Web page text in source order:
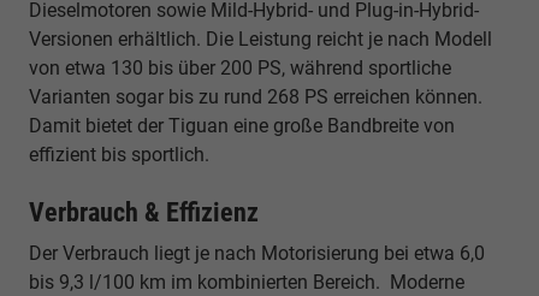
Dieselmotoren sowie Mild-Hybrid- und Plug-in-Hybrid-
Versionen erhältlich. Die Leistung reicht je nach Modell
von etwa 130 bis über 200 PS, während sportliche
Varianten sogar bis zu rund 268 PS erreichen können.
Damit bietet der Tiguan eine große Bandbreite von
effizient bis sportlich.
Verbrauch & Effizienz
Der Verbrauch liegt je nach Motorisierung bei etwa 6,0
bis 9,3 l/100 km im kombinierten Bereich. Moderne